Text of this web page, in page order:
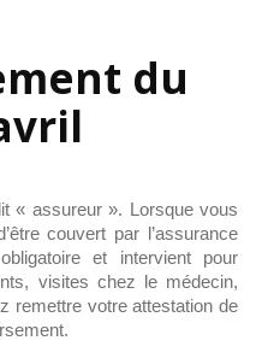
du
« assureur ». Lorsque vous
couvert par l’assurance
et intervient pour
visites chez le médecin,
remettre votre attestation de